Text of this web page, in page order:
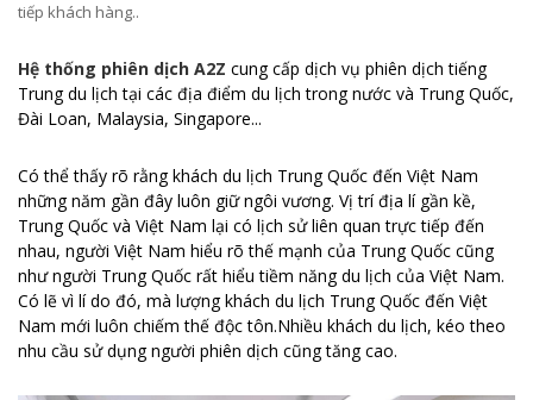
tiếp khách hàng..
Hệ thống phiên dịch A2Z cung cấp dịch vụ phiên dịch tiếng
Trung du lịch tại các địa điểm du lịch trong nước và Trung Quốc,
Đài Loan, Malaysia, Singapore...
Có thể thấy rõ rằng khách du lịch Trung Quốc đến Việt Nam
những năm gần đây luôn giữ ngôi vương. Vị trí địa lí gần kề,
Trung Quốc và Việt Nam lại có lịch sử liên quan trực tiếp đến
nhau, người Việt Nam hiểu rõ thế mạnh của Trung Quốc cũng
như người Trung Quốc rất hiểu tiềm năng du lịch của Việt Nam.
Có lẽ vì lí do đó, mà lượng khách du lịch Trung Quốc đến Việt
Nam mới luôn chiếm thế độc tôn.Nhiều khách du lịch, kéo theo
nhu cầu sử dụng người phiên dịch cũng tăng cao.